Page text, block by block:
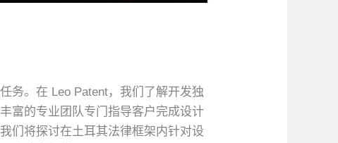
务。在 Leo Patent，我们了解开发独
富的专业团队专门指导客户完成设计
们将探讨在土耳其法律框架内针对设